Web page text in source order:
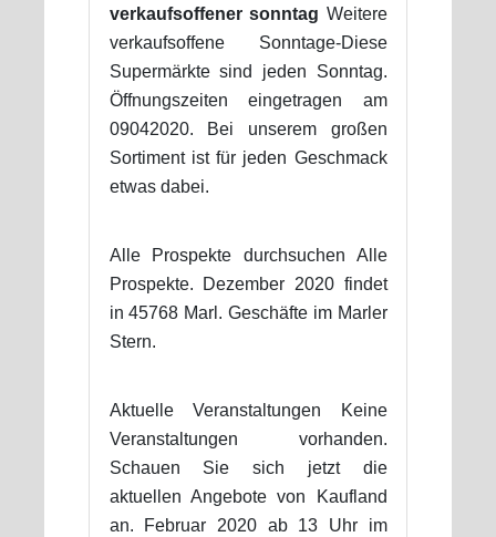
verkaufsoffener sonntag Weitere
verkaufsoffene Sonntage-Diese
Supermärkte sind jeden Sonntag.
Öffnungszeiten eingetragen am
09042020. Bei unserem großen
Sortiment ist für jeden Geschmack
etwas dabei.
Alle Prospekte durchsuchen Alle
Prospekte. Dezember 2020 findet
in 45768 Marl. Geschäfte im Marler
Stern.
Aktuelle Veranstaltungen Keine
Veranstaltungen vorhanden.
Schauen Sie sich jetzt die
aktuellen Angebote von Kaufland
an. Februar 2020 ab 13 Uhr im